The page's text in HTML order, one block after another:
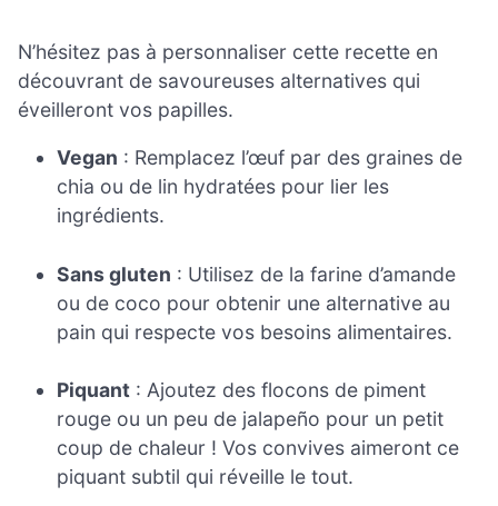
N’hésitez pas à personnaliser cette recette en
découvrant de savoureuses alternatives qui
éveilleront vos papilles.
Vegan : Remplacez l’œuf par des graines de
chia ou de lin hydratées pour lier les
ingrédients.
Sans gluten : Utilisez de la farine d’amande
ou de coco pour obtenir une alternative au
pain qui respecte vos besoins alimentaires.
Piquant : Ajoutez des flocons de piment
rouge ou un peu de jalapeño pour un petit
coup de chaleur ! Vos convives aimeront ce
piquant subtil qui réveille le tout.